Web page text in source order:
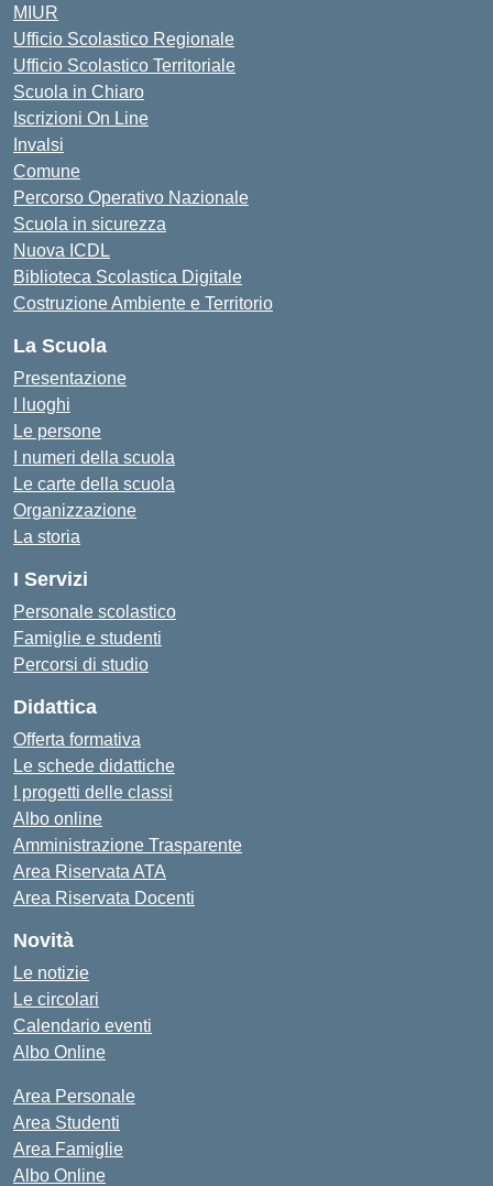
MIUR
Ufficio Scolastico Regionale
Ufficio Scolastico Territoriale
Scuola in Chiaro
Iscrizioni On Line
Invalsi
Comune
Percorso Operativo Nazionale
Scuola in sicurezza
Nuova ICDL
Biblioteca Scolastica Digitale
Costruzione Ambiente e Territorio
La Scuola
Presentazione
I luoghi
Le persone
I numeri della scuola
Le carte della scuola
Organizzazione
La storia
I Servizi
Personale scolastico
Famiglie e studenti
Percorsi di studio
Didattica
Offerta formativa
Le schede didattiche
I progetti delle classi
Albo online
Amministrazione Trasparente
Area Riservata ATA
Area Riservata Docenti
Novità
Le notizie
Le circolari
Calendario eventi
Albo Online
Area Personale
Area Studenti
Area Famiglie
Albo Online